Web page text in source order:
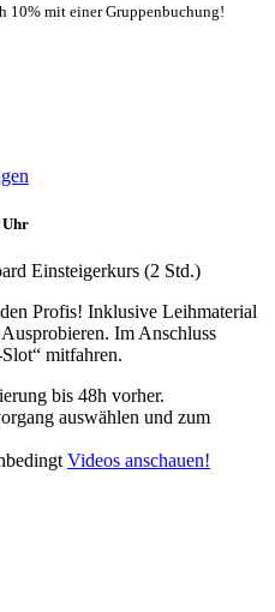
10% mit einer Gruppenbuchung!
Uhr
Einsteigerkurs (2 Std.)
Profis! Inklusive Leihmaterial
Im Anschluss
mitfahren.
bis 48h vorher.
auswählen und zum
Videos anschauen!